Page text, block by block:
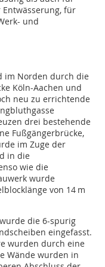
für
und
im Norden durch die
Köln-Aachen und
neu zu errichtende
drei bestehende
Fußgängerbrücke,
im Zuge der
in die
wie die
wurde
von 14 m
die 6-spurig
eingefasst.
wurden durch eine
Wände wurden in